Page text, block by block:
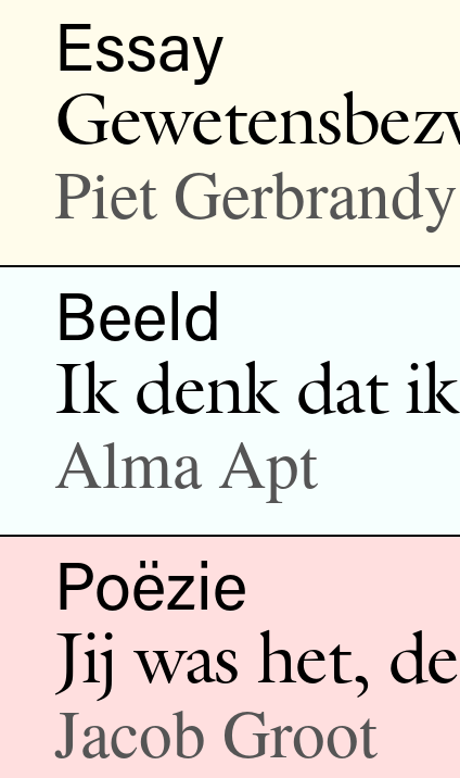
Essay
Piet Gerbrandy
Beeld
Ik denk dat
Alma Apt
Poëzie
Jij was het,
Jacob Groot